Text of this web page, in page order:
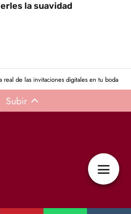
la suavidad
real de las invitaciones digitales en tu boda
Subir